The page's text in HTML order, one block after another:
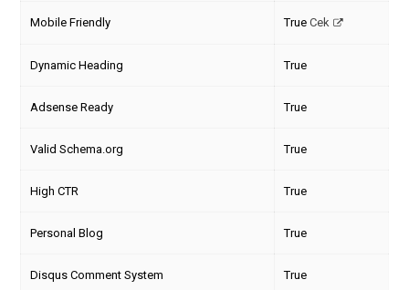
Mobile Friendly True Cek
Dynamic Heading True
Adsense Ready True
Valid Schema.org True
High CTR True
Personal Blog True
Disqus Comment System True